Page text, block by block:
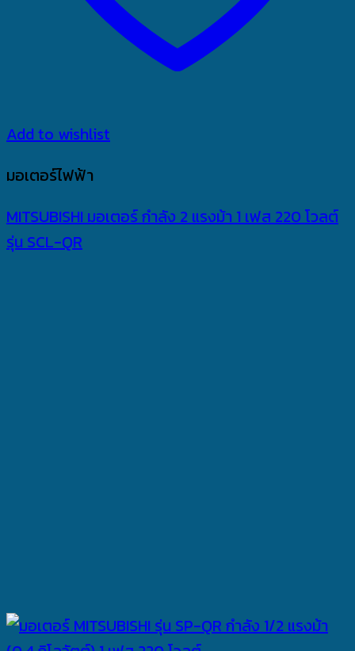
Add to wishlist
มอเตอร์ไฟฟ้า
MITSUBISHI มอเตอร์ กำลัง 2 แรงม้า 1 เฟส 220 โวลต์
รุ่น SCL-QR